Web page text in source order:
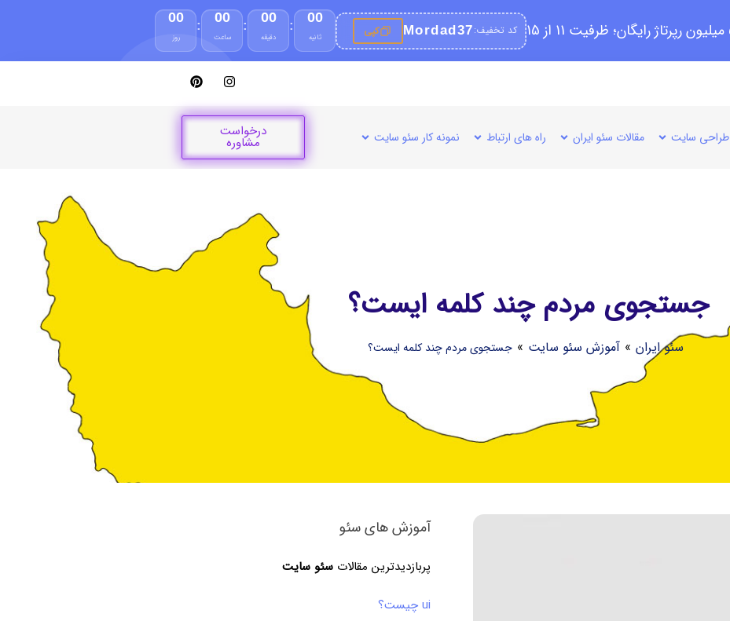
کد تخفیف:Mordad37 کپی
00
روز
:
00
ساعت
:
00
دقیقه
:
00
ثانیه
طراحی سایت مقالات سئو ایران راه های ارتباط نمونه کار سئو سایت درخواست
مشاوره
جستجوی مردم چند کلمه ایست؟
سئو ایران » آموزش سئو سایت » جستجوی مردم چند کلمه ایست؟
آموزش های سئو
پربازدیدترین مقالاتسئو سایت
ui چیست؟